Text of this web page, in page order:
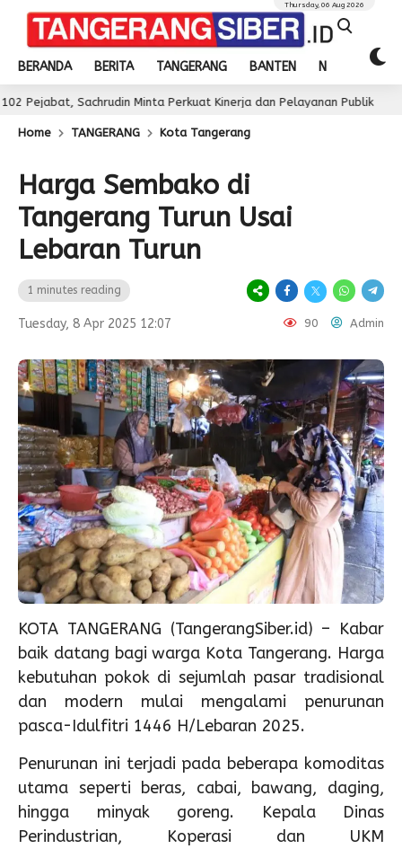
BERANDA BERITA TANGERANG BANTEN NASIONAL
Thursday, 06 Aug 2026
Sachrudin Minta Perkuat Kinerja dan Pelayanan Publik 3 day
Home TANGERANG Kota Tangerang
Harga Sembako di
Tangerang Turun Usai
Lebaran Turun
1 minutes reading
Tuesday, 8 Apr 2025 12:07 90 Admin
KOTA TANGERANG (TangerangSiber.id) – Kabar
baik datang bagi warga Kota Tangerang. Harga
kebutuhan pokok di sejumlah pasar tradisional
dan modern mulai mengalami penurunan
pasca-Idulfitri 1446 H/Lebaran 2025.
Penurunan ini terjadi pada beberapa komoditas
utama seperti beras, cabai, bawang, daging,
hingga minyak goreng. Kepala Dinas
Perindustrian, Koperasi dan UKM